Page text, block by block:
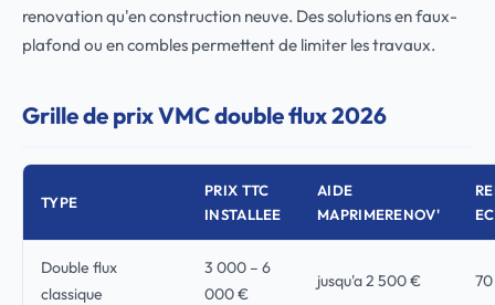
renovation qu'en construction neuve. Des solutions en faux-
plafond ou en combles permettent de limiter les travaux.
Grille de prix VMC double flux 2026
TYPE
PRIX TTC
INSTALLEE
AIDE
MAPRIMERENOV'
Double flux
classique
3 000 – 6
000 €
jusqu'a 2 500 € 70